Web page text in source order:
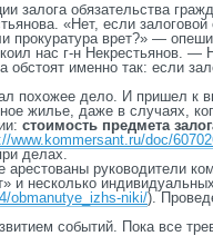
залога обязательства
«Нет, если
прокуратура врет?» —
нас г-н Некрестьянов. —
именно так: если
похожее дело. И пришел к
жилье, даже в случаях,
стоимость предмета
www.kommersant.ru/doc/
делах.
арестованы руководители
и несколько
obmanutye_izhs-niki/).
событий. Пока все